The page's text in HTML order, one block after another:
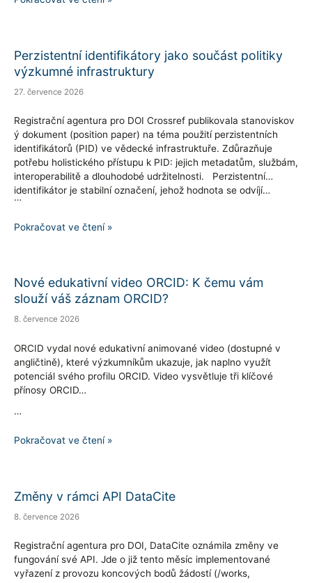
doporučení
na
DOI
záznamů
z
pilotních
programů
Network
Perzistentní identifikátory jako součást politiky
výzkumné infrastruktury
27. července 2026
Registrační agentura pro DOI Crossref publikovala stanoviskov
ý dokument (position paper) na téma použití perzistentních
identifikátorů (PID) ve vědecké infrastruktuře. Zdůrazňuje
potřebu holistického přístupu k PID: jejich metadatům, službám,
interoperabilitě a dlouhodobé udržitelnosti. Perzistentní
identifikátor je stabilní označení, jehož hodnota se odvíjí…
…
Perzistentní
součást
politiky
výzkumné
Pokračovat ve čtení »
Nové edukativní video ORCID: K čemu vám
slouží váš záznam ORCID?
8. července 2026
ORCID vydal nové edukativní animované video (dostupné v
angličtině), které výzkumníkům ukazuje, jak naplno využít
potenciál svého profilu ORCID. Video vysvětluje tři klíčové
přínosy ORCID…
…
Nové
ORCID:
vám
slouží
váš
Pokračovat ve čtení »
Změny v rámci API DataCite
8. července 2026
Registrační agentura pro DOI, DataCite oznámila změny ve
fungování své API. Jde o již tento měsíc implementované
vyřazení z provozu koncových bodů žádostí (/works,